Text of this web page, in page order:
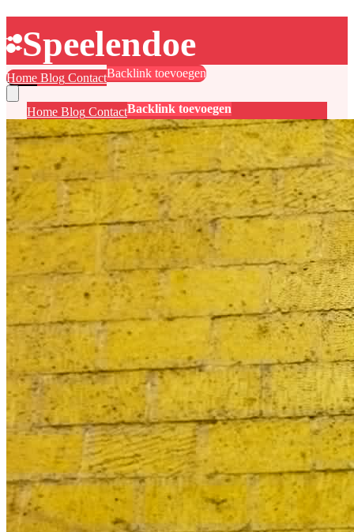
Speelendoe
Home Blog ContactBacklink toevoegen
HomeBlogContactBacklink toevoegen